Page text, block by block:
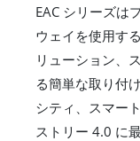
EAC シリーズは
ウェイを使用す
リューション、
る簡単な取り付
シティ、スマー
ストリー 4.0 に